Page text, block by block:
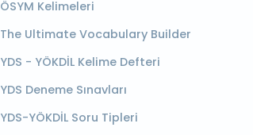
ÖSYM Kelimeleri
The Ultimate Vocabulary Builder
YDS - YÖKDİL Kelime Defteri
YDS Deneme Sınavları
YDS-YÖKDİL Soru Tipleri